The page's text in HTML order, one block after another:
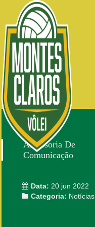
Assessoria De
Comunicação
Data: 20 jun 2022
Categoria: Notícias